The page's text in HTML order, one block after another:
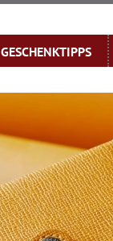
GESCHENKTIPPS